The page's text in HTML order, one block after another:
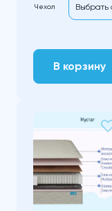
Чехол
В корзину